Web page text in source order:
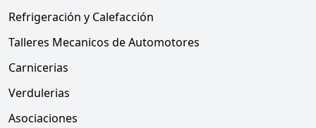
Refrigeración y Calefacción
Talleres Mecanicos de Automotores
Carnicerias
Verdulerias
Asociaciones